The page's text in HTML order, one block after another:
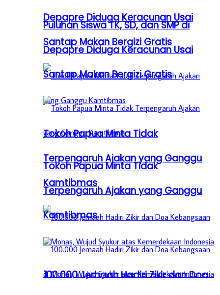
Depapre Diduga Keracunan Usai
Santap Makan Bergizi Gratis
Tokoh Papua Minta Tidak
Terpengaruh Ajakan yang Ganggu
Kamtibmas
100.000 Jemaah Hadiri Zikir dan Doa
Puluhan Siswa TK, SD, dan SMP di
Depapre Diduga Keracunan Usai
Santap Makan Bergizi Gratis
Tokoh Papua Minta Tidak
Terpengaruh Ajakan yang Ganggu
Kamtibmas